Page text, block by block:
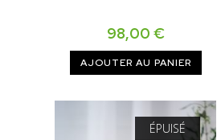
98,00 €
AJOUTER AU PANIER
ÉPUISÉ